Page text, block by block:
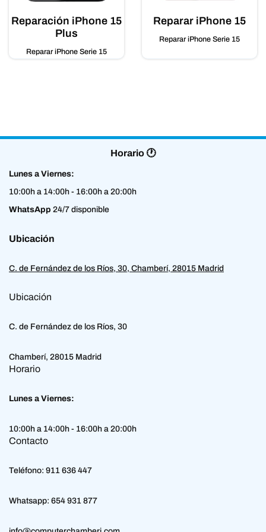
Reparación iPhone 15
Plus
Reparar iPhone Serie 15
Reparar iPhone 15
Reparar iPhone Serie 15
Horario 🕐
Lunes a Viernes:
10:00h a 14:00h - 16:00h a 20:00h
WhatsApp 24/7 disponible
Ubicación
C. de Fernández de los Ríos, 30, Chamberí, 28015 Madrid
Ubicación
C. de Fernández de los Ríos, 30
Chamberí, 28015 Madrid
Horario
Lunes a Viernes:
10:00h a 14:00h - 16:00h a 20:00h
Contacto
Teléfono: 911 636 447
Whatsapp: 654 931 877